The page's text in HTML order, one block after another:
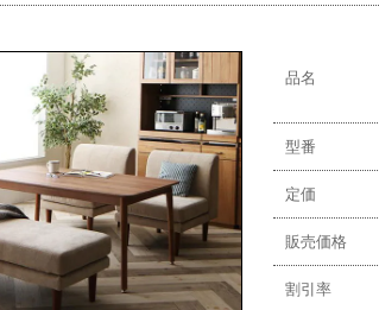
品名
型番
定価
販売価格
割引率